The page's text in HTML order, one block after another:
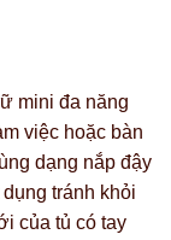
mini đa năng
việc hoặc bàn
dạng nắp đậy
tránh khỏi
của tủ có tay